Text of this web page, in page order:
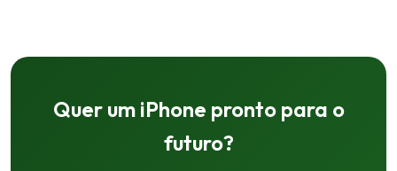
Quer um iPhone pronto para o
futuro?